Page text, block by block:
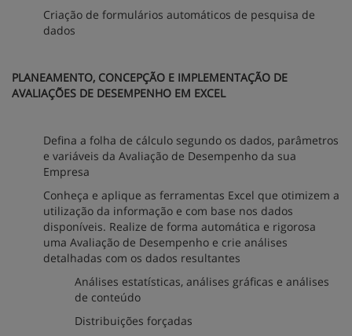
Criação de formulários automáticos de pesquisa de
dados
PLANEAMENTO, CONCEPÇÃO E IMPLEMENTAÇÃO DE
AVALIAÇÕES DE DESEMPENHO EM EXCEL
Defina a folha de cálculo segundo os dados, parâmetros
e variáveis da Avaliação de Desempenho da sua
Empresa
Conheça e aplique as ferramentas Excel que otimizem a
utilização da informação e com base nos dados
disponíveis. Realize de forma automática e rigorosa
uma Avaliação de Desempenho e crie análises
detalhadas com os dados resultantes
Análises estatísticas, análises gráficas e análises
de conteúdo
Distribuições forçadas